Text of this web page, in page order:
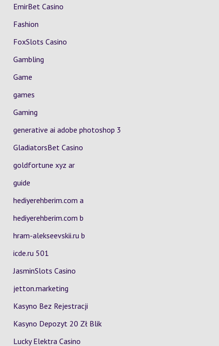
EmirBet Casino
Fashion
FoxSlots Casino
Gambling
Game
games
Gaming
generative ai adobe photoshop 3
GladiatorsBet Casino
goldfortune xyz ar
guide
hediyerehberim.com a
hediyerehberim.com b
hram-alekseevskii.ru b
icde.ru 501
JasminSlots Casino
jetton.marketing
Kasyno Bez Rejestracji
Kasyno Depozyt 20 Zł Blik
Lucky Elektra Casino